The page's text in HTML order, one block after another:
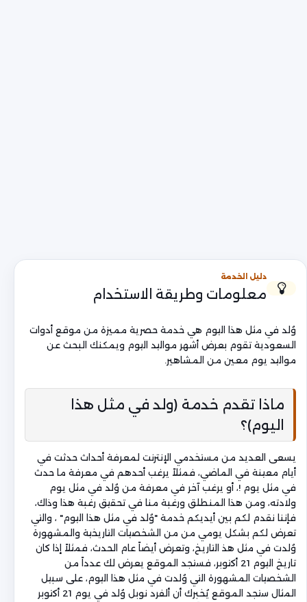
دليل الخدمة
معلومات وطريقة الاستخدام
وُلد في مثل هذا اليوم هي خدمة حصرية مميزة من موقع أدوات
السعودية تقوم بعرض أشهر مواليد اليوم ويمكنك البحث عن
مواليد يوم معين من المشاهير.
ماذا تقدم خدمة (ولد في مثل هذا
اليوم)؟
يسعى العديد من مستخدمي الإنترنت لمعرفة أحداث حدثت في
أيام معينة في الماضي، فمثلاً يرغب أحدهم في معرفة ما حدث
في مثل يوم !، أو يرغب آخر في معرفة من وُلد في مثل يوم
ولادته، ومن هذا المنطلق ورغبة منا في تحقيق رغبة هذا وذاك،
فإننا نقدم لكم بين أيديكم خدمة "وُلد في مثل هذا اليوم" ، والتي
تعرض لكم بشكل يومي من من الشخصيات التاريخية والمشهورة
وُلدت في مثل هذ التاريخ، وتعرض أيضاً عام الحدث، فمثلاً إذا كان
تاريخ اليوم 21 أكتوبر، فستجد الموقع يعرض لك عدداً من
الشخصيات المشهورة التي وُلدت في مثل هذا اليوم، على سبيل
المثال ستجد الموقع يُخبرك أن ألفرد نوبل وُلد في يوم 21 أكتوبر